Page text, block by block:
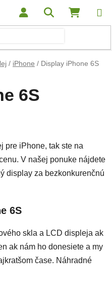
Hľadať
/ iPhone / Display iPhone 6S
6S
pre iPhone, tak ste na
V našej ponuke nájdete
display za bezkonkurenčnú
6S
skla a LCD displeja ak
ak nám ho donesiete a my
čase. Náhradné